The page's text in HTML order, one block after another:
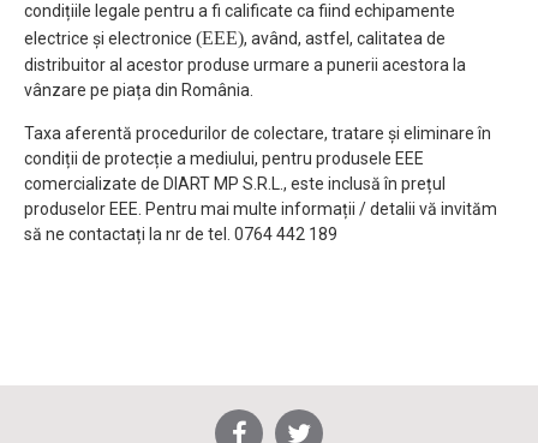
Sub actiunea undelor de
radiofrecventa
temperatura creste pana
suprafata pielii, in timp ce
in interiorul tesutului
tratat ajunge pana la 60-
65 grade.
condițiile legale pentru a fi calificate ca fiind echipamente
electrice și electronice (EEE), având, astfel, calitatea de
distribuitor al acestor produse urmare a punerii acestora la
vânzare pe piața din România.
Taxa aferentă procedurilor de colectare, tratare și eliminare în
condiții de protecție a mediului, pentru produsele EEE
comercializate de DIART MP S.R.L., este inclusă în prețul
produselor EEE. Pentru mai multe informații / detalii vă invităm
să ne contactați la nr de tel. 0764 442 189